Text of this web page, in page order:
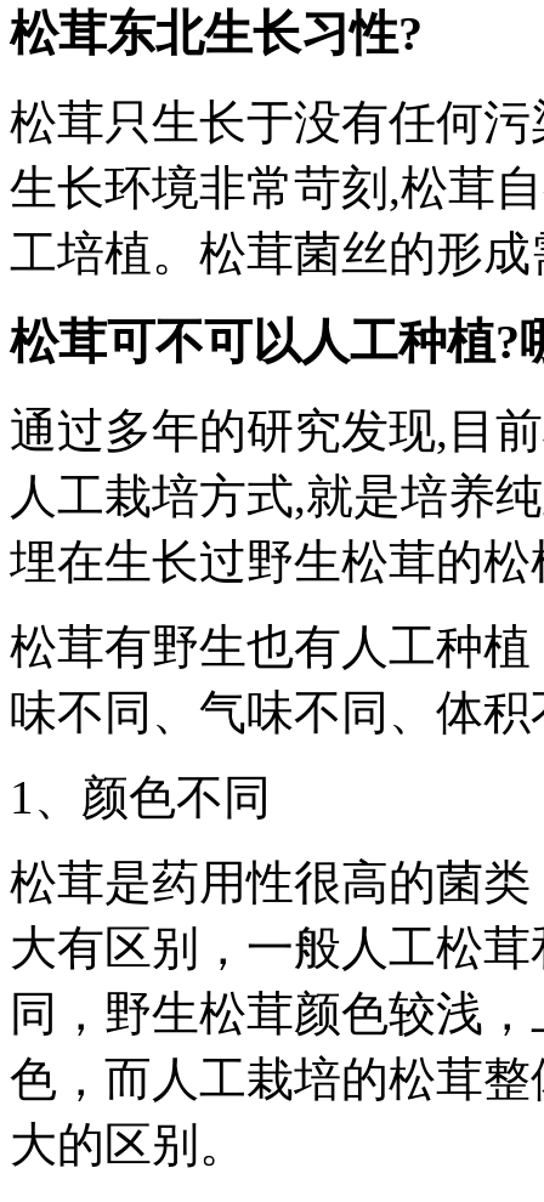
松茸东北生长习性?
松茸只生长于没有任何
生长环境非常苛刻,松茸
工培植。松茸菌丝的形
松茸可不可以人工种植?
通过多年的研究发现,目
人工栽培方式,就是培养
埋在生长过野生松茸的
松茸有野生也有人工种
味不同、气味不同、体积
1、颜色不同
松茸是药用性很高的菌
大有区别，一般人工松
同，野生松茸颜色较浅
色，而人工栽培的松茸
大的区别。